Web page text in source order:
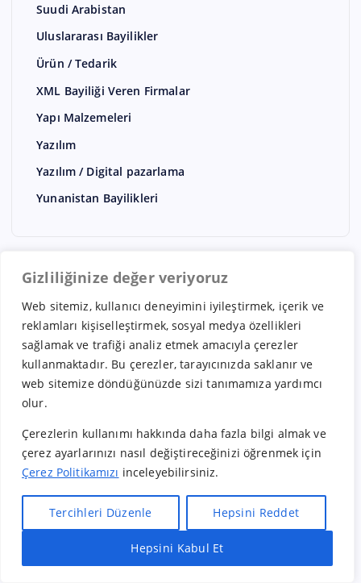
Gizliliğinize değer veriyoruz
Web sitemiz, kullanıcı deneyimini iyileştirmek, içerik ve
reklamları kişiselleştirmek, sosyal medya özellikleri
sağlamak ve trafiği analiz etmek amacıyla çerezler
kullanmaktadır. Bu çerezler, tarayıcınızda saklanır ve
web sitemize döndüğünüzde sizi tanımamıza yardımcı
olur.
Çerezlerin kullanımı hakkında daha fazla bilgi almak ve
çerez ayarlarınızı nasıl değiştireceğinizi öğrenmek için
Çerez Politikamızı inceleyebilirsiniz.
Tercihleri Düzenle Hepsini Reddet
Hepsini Kabul Et
Suudi Arabistan
Uluslararası Bayilikler
Ürün / Tedarik
XML Bayiliği Veren Firmalar
Yapı Malzemeleri
Yazılım
Yazılım / Digital pazarlama
Yunanistan Bayilikleri
Güncel
DANIŞMANLIK GIDA
ALO DİYET – SAĞLAMLIQLI
HƏYATIN YENİ NƏSİL
Hızlı Bayilik Al